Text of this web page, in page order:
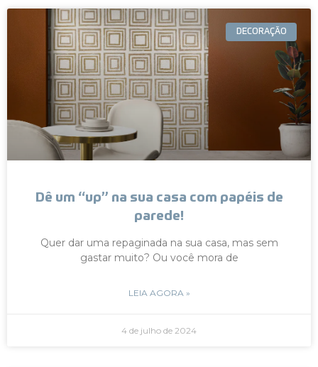
DECORAÇÃO
Dê um “up” na sua casa com papéis de
parede!
Quer dar uma repaginada na sua casa, mas sem
gastar muito? Ou você mora de
LEIA AGORA »
4 de julho de 2024